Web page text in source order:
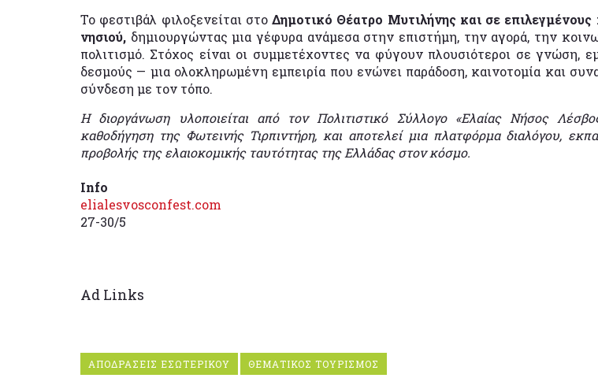
Το φεστιβάλ φιλοξενείται στοΔημοτικό Θέατρο Μυτιλήνης και σε
νησιού, δημιουργώντας μια γέφυρα ανάμεσα στην επιστήμη, την αγορά, την
πολιτισμό. Στόχος είναι οι συμμετέχοντες να φύγουν πλουσιότεροι σε γνώση,
δεσμούς — μια ολοκληρωμένη εμπειρία που ενώνει παράδοση, καινοτομία και
σύνδεση με τον τόπο.
Η διοργάνωση υλοποιείται από τον Πολιτιστικό Σύλλογο «Ελαίας Νήσος
καθοδήγηση της Φωτεινής Τιρπιντήρη, και αποτελεί μια πλατφόρμα διαλόγου,
προβολής της ελαιοκομικής ταυτότητας της Ελλάδας στον κόσμο.
Info
elialesvosconfest.com
27-30/5
Ad Links
ΑΠΟΔΡΑΣΕΙΣ ΕΣΩΤΕΡΙΚΟΥ ΘΕΜΑΤΙΚΟΣ ΤΟΥΡΙΣΜΟΣ